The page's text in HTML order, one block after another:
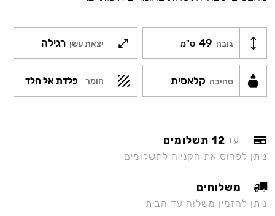
גובה 49 ס"מ יצאת עשן רגילה
סחיבה קלאסית חומר פלדת אל חלד
עד 12 תשלומים
ניתן לפרוס את הקנייה לתשלומים
משלוחים
ניתן להזמין משלוח עד הבית